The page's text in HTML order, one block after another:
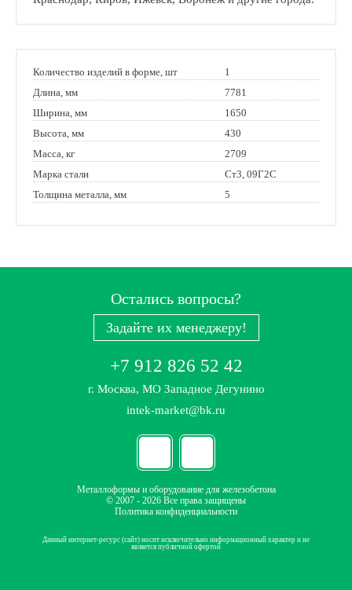
Количество изделий в форме, шт
1
Длина, мм
7781
Ширина, мм
1650
Высота, мм
430
Масса, кг
2709
Марка стали
Ст3, 09Г2С
Толщина металла, мм
5
Остались вопросы?
Задайте их менеджеру!
+7 912 826 52 42
г. Москва, МО Западное Дегунино
intek-market@bk.ru
Металлоформы и оборудование для железобетона
© 2007 - 2026 Все права защищены
Политика конфиденциальности
Данный интернет-ресурс (сайт) носит исключительно информационный характер и не
является публичной офертой